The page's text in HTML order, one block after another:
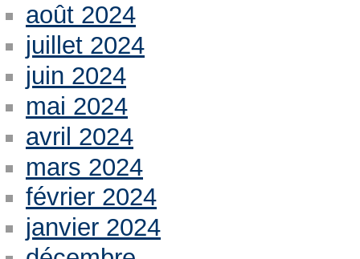
août 2024
juillet 2024
juin 2024
mai 2024
avril 2024
mars 2024
février 2024
janvier 2024